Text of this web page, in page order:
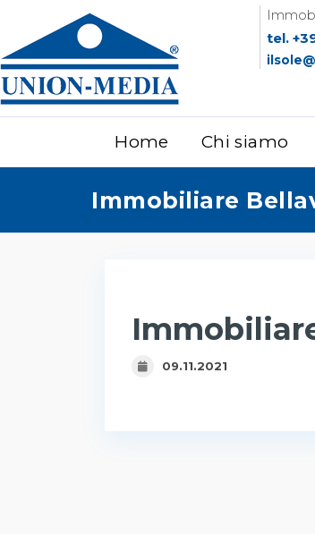
tel.
Home Chi siamo
Immobiliare
09.11.2021